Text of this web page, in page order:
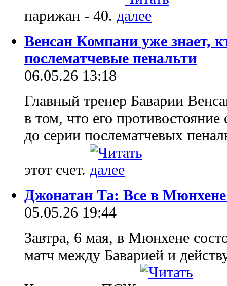
парижан - 40.
Венсан Компани уже знает,
послематчевые пенальти
06.05.26 13:18
Главный тренер Баварии
в том, что его
до серии послематчевых
этот счет.
Джонатан Та: Все в
05.05.26 19:44
Завтра, 6 мая, в Мюнхене
матч между Баварией и